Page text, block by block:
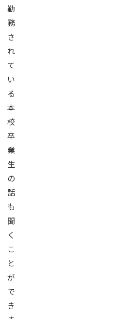
勤
務
さ
れ
て
い
る
本
校
卒
業
生
の
話
も
聞
く
こ
と
が
で
き